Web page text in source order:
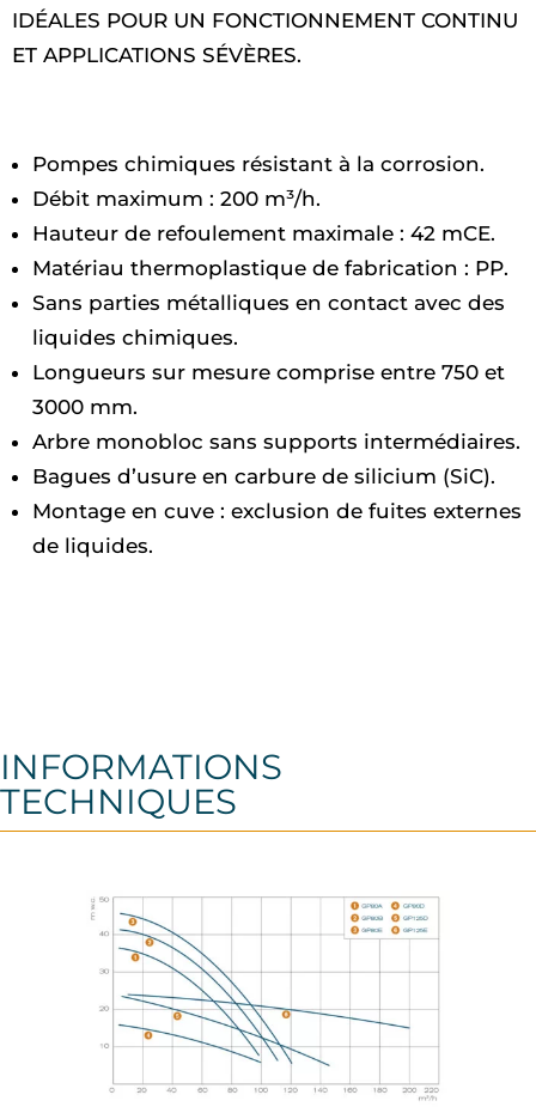
IDÉALES POUR UN FONCTIONNEMENT CONTINU
ET APPLICATIONS SÉVÈRES.
Pompes chimiques résistant à la corrosion.
Débit maximum : 200 m³/h.
Hauteur de refoulement maximale : 42 mCE.
Matériau thermoplastique de fabrication : PP.
Sans parties métalliques en contact avec des
liquides chimiques.
Longueurs sur mesure comprise entre 750 et
3000 mm.
Arbre monobloc sans supports intermédiaires.
Bagues d’usure en carbure de silicium (SiC).
Montage en cuve : exclusion de fuites externes
de liquides.
INFORMATIONS
TECHNIQUES